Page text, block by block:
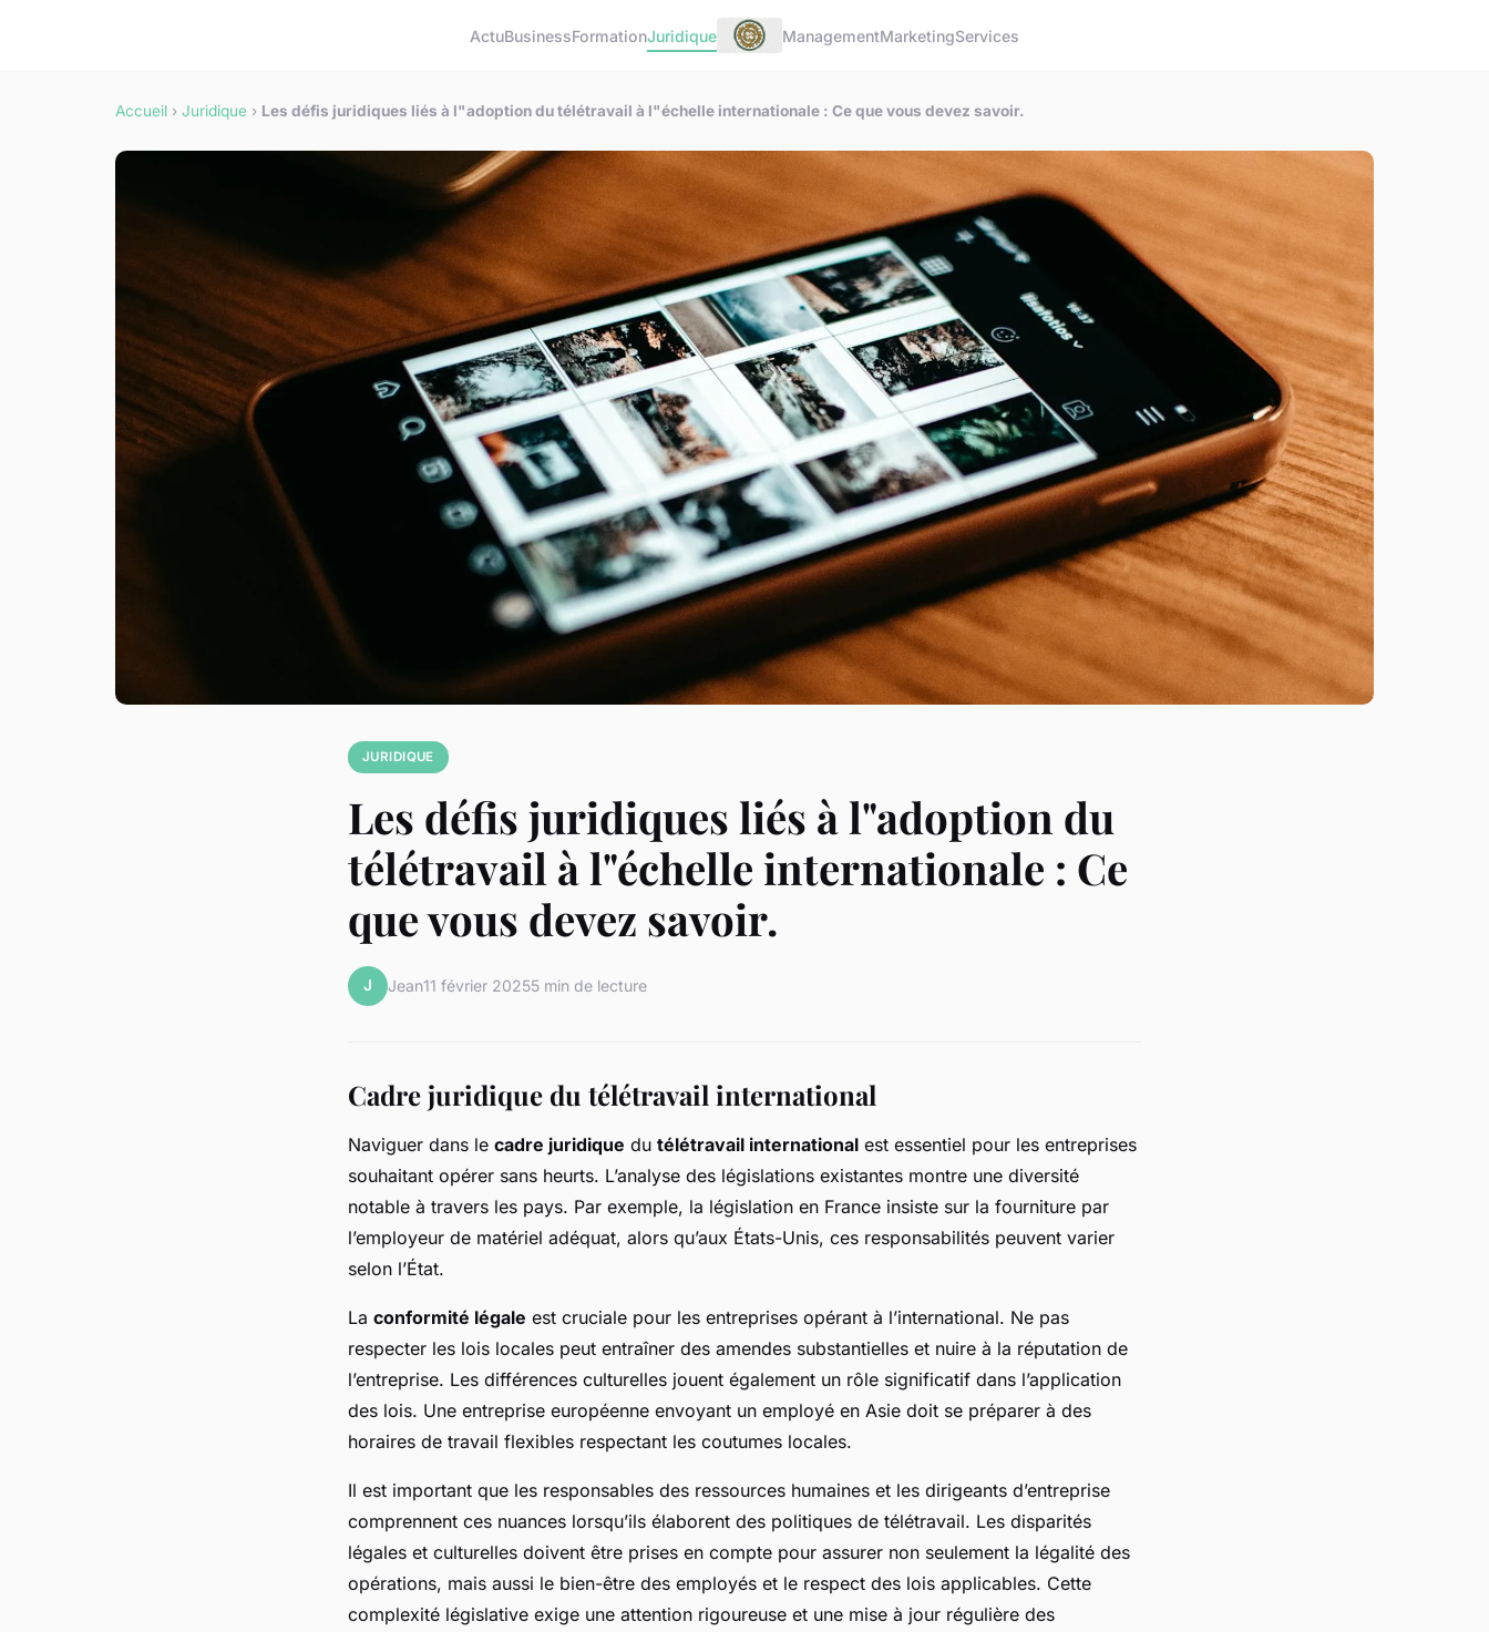
ActuBusinessFormationJuridique ManagementMarketingServices
Accueil › Juridique › Les défis juridiques liés à l"adoption du télétravail à l"échelle internationale : Ce que vous devez savoir.
JURIDIQUE
Les défis juridiques liés à l"adoption du
télétravail à l"échelle internationale : Ce
que vous devez savoir.
J Jean11 février 20255 min de lecture
Cadre juridique du télétravail international
Naviguer dans le cadre juridique du télétravail international est essentiel pour les entreprises
souhaitant opérer sans heurts. L’analyse des législations existantes montre une diversité
notable à travers les pays. Par exemple, la législation en France insiste sur la fourniture par
l’employeur de matériel adéquat, alors qu’aux États-Unis, ces responsabilités peuvent varier
selon l’État.
La conformité légale est cruciale pour les entreprises opérant à l’international. Ne pas
respecter les lois locales peut entraîner des amendes substantielles et nuire à la réputation de
l’entreprise. Les différences culturelles jouent également un rôle significatif dans l’application
des lois. Une entreprise européenne envoyant un employé en Asie doit se préparer à des
horaires de travail flexibles respectant les coutumes locales.
Il est important que les responsables des ressources humaines et les dirigeants d’entreprise
comprennent ces nuances lorsqu’ils élaborent des politiques de télétravail. Les disparités
légales et culturelles doivent être prises en compte pour assurer non seulement la légalité des
opérations, mais aussi le bien-être des employés et le respect des lois applicables. Cette
complexité législative exige une attention rigoureuse et une mise à jour régulière des